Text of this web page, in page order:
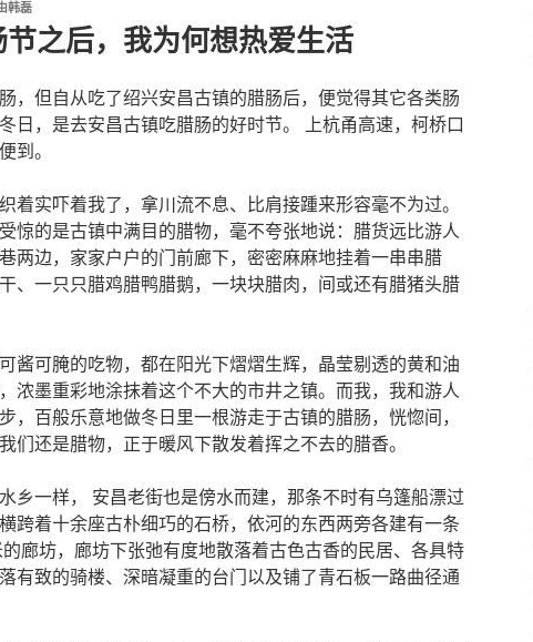
韩磊
之后，我为何想热爱生活
，但自从吃了绍兴安昌古镇的腊肠后，便觉得其它各类肠
日，是去安昌古镇吃腊肠的好时节。 上杭甬高速，柯桥口
到。
着实吓着我了，拿川流不息、比肩接踵来形容毫不为过。
惊的是古镇中满目的腊物，毫不夸张地说：腊货远比游人
两边，家家户户的门前廊下，密密麻麻地挂着一串串腊
、一只只腊鸡腊鸭腊鹅，一块块腊肉，间或还有腊猪头腊
酱可腌的吃物，都在阳光下熠熠生辉，晶莹剔透的黄和油
浓墨重彩地涂抹着这个不大的市井之镇。而我，我和游人
，百般乐意地做冬日里一根游走于古镇的腊肠，恍惚间，
们还是腊物，正于暖风下散发着挥之不去的腊香。
乡一样， 安昌老街也是傍水而建，那条不时有乌篷船漂过
跨着十余座古朴细巧的石桥，依河的东西两旁各建有一条
廊坊，廊坊下张弛有度地散落着古色古香的民居、各具特
有致的骑楼、深暗凝重的台门以及铺了青石板一路曲径通